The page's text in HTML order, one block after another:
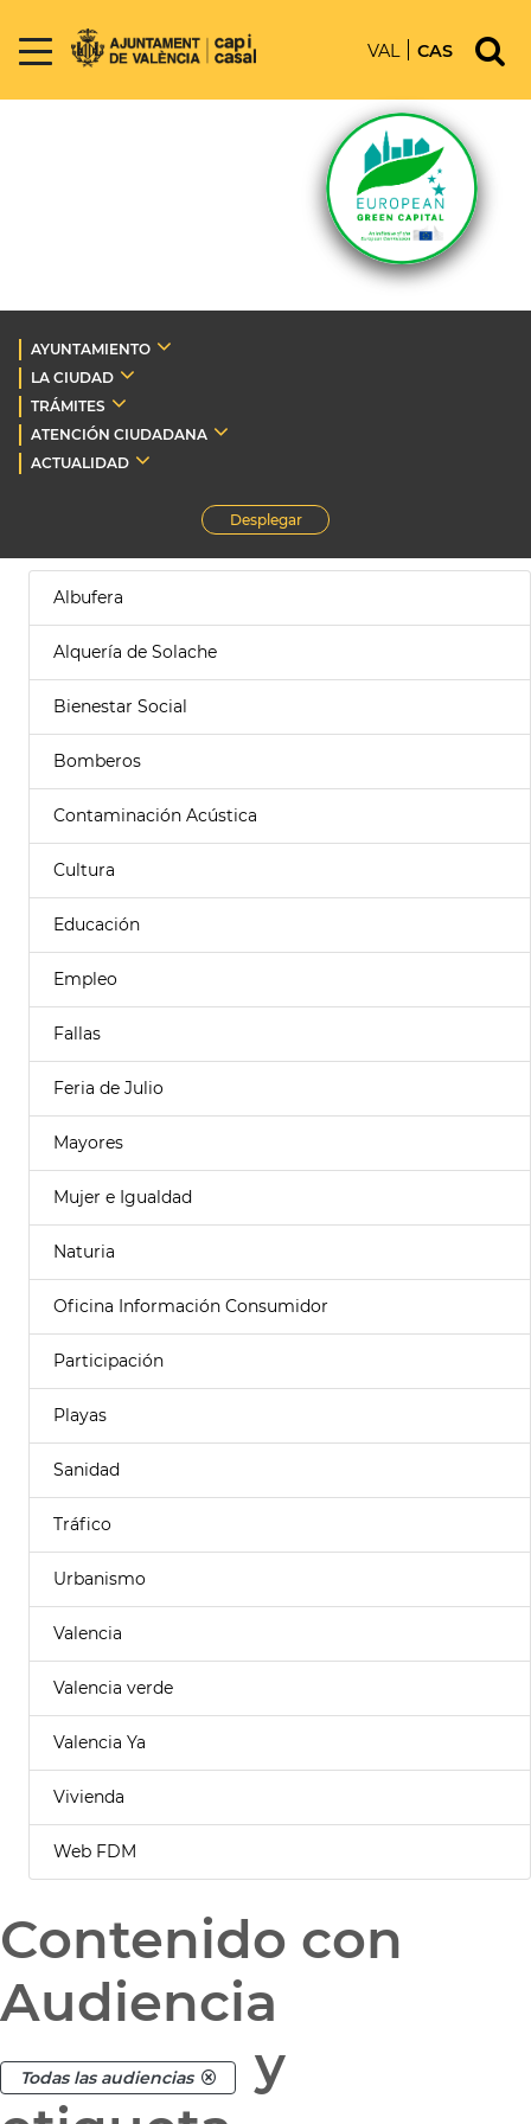
VAL CAS
AYUNTAMIENTO
LA CIUDAD
TRÁMITES
ATENCIÓN CIUDADANA
ACTUALIDAD
Desplegar
Albufera
Alquería de Solache
Bienestar Social
Bomberos
Contaminación Acústica
Cultura
Educación
Empleo
Fallas
Feria de Julio
Mayores
Mujer e Igualdad
Naturia
Oficina Información Consumidor
Participación
Playas
Sanidad
Tráfico
Urbanismo
Valencia
Valencia verde
Valencia Ya
Vivienda
Web FDM
Contenido con
Audiencia
Todas las audiencias
y